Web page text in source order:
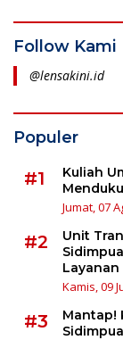
Follow Kami
@lensakini.id
Populer
#1
Kuliah
Jumat, 07
#2
Unit
Kamis, 09
#3
Mantap!